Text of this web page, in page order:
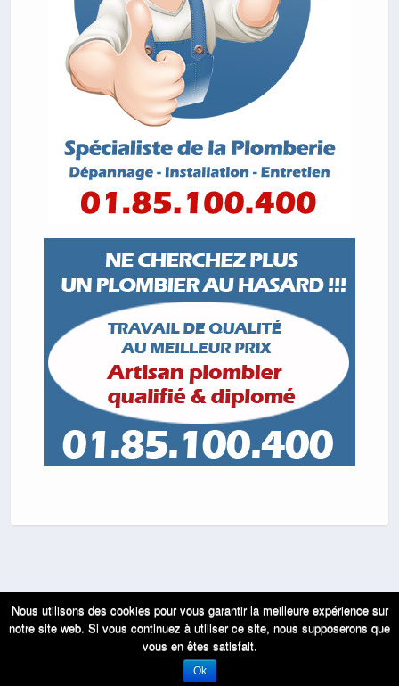
Nous utilisons des cookies pour vous garantir la meilleure expérience sur
notre site web. Si vous continuez à utiliser ce site, nous supposerons que
vous en êtes satisfait.
Ok
Retour au début
Mobile Bureau